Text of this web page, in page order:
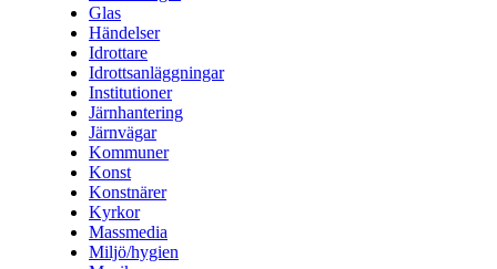
Glas
Händelser
Idrottare
Idrottsanläggningar
Institutioner
Järnhantering
Järnvägar
Kommuner
Konst
Konstnärer
Kyrkor
Massmedia
Miljö/hygien